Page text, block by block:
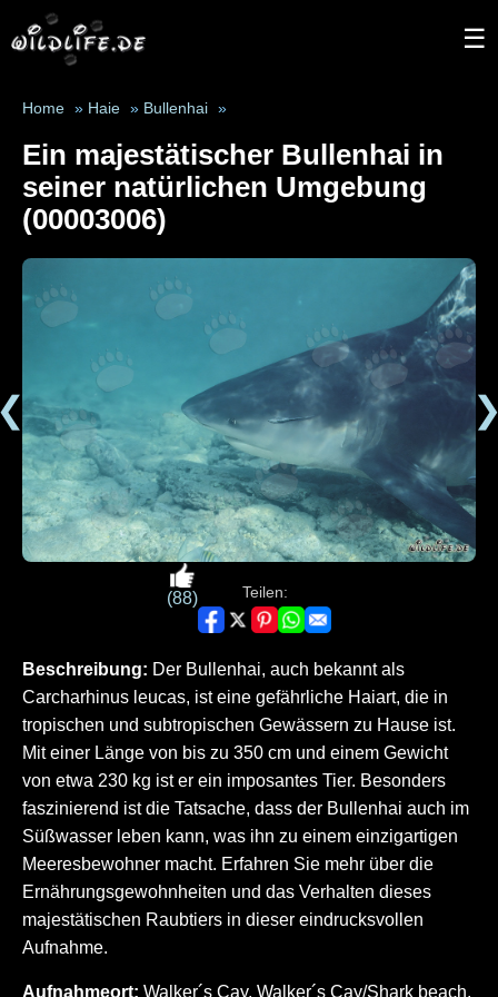
☰
Home » Haie » Bullenhai »
Ein majestätischer Bullenhai in
seiner natürlichen Umgebung
(00003006)
(88) Teilen:
Beschreibung: Der Bullenhai, auch bekannt als
Carcharhinus leucas, ist eine gefährliche Haiart, die in
tropischen und subtropischen Gewässern zu Hause ist.
Mit einer Länge von bis zu 350 cm und einem Gewicht
von etwa 230 kg ist er ein imposantes Tier. Besonders
faszinierend ist die Tatsache, dass der Bullenhai auch im
Süßwasser leben kann, was ihn zu einem einzigartigen
Meeresbewohner macht. Erfahren Sie mehr über die
Ernährungsgewohnheiten und das Verhalten dieses
majestätischen Raubtiers in dieser eindrucksvollen
Aufnahme.
Aufnahmeort: Walker´s Cay, Walker´s Cay/Shark beach,